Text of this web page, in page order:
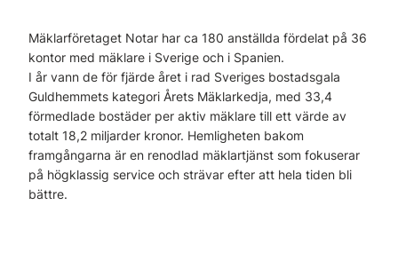
Mäklarföretaget Notar har ca 180 anställda fördelat på 36
kontor med mäklare i Sverige och i Spanien.
I år vann de för fjärde året i rad Sveriges bostadsgala
Guldhemmets kategori Årets Mäklarkedja, med 33,4
förmedlade bostäder per aktiv mäklare till ett värde av
totalt 18,2 miljarder kronor. Hemligheten bakom
framgångarna är en renodlad mäklartjänst som fokuserar
på högklassig service och strävar efter att hela tiden bli
bättre.